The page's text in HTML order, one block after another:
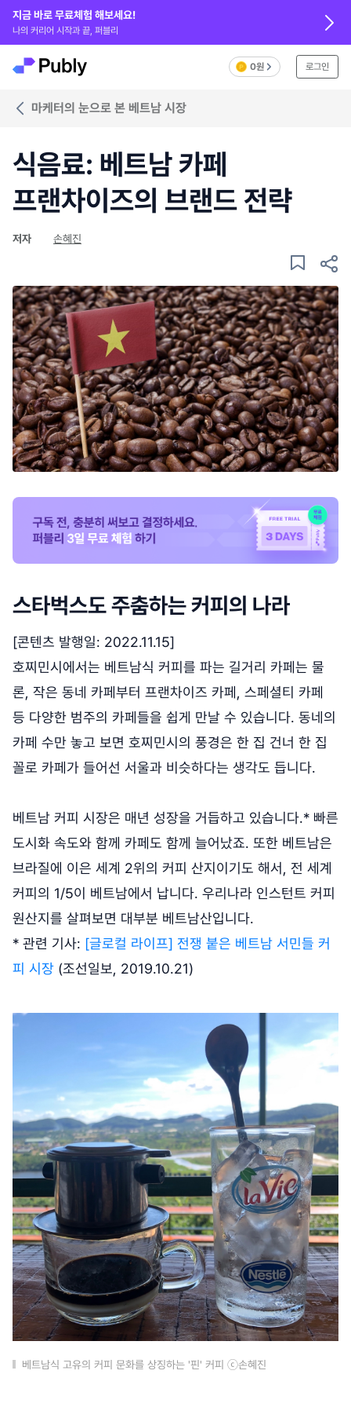
지금 바로 무료체험 해보세요!
나의 커리어 시작과 끝, 퍼블리
0원 로그인
마케터의 눈으로 본 베트남 시장
식음료: 베트남 카페
프랜차이즈의 브랜드 전략
저자 손혜진
스타벅스도 주춤하는 커피의 나라
[콘텐츠 발행일: 2022.11.15]
호찌민시에서는 베트남식 커피를 파는 길거리 카페는 물
론, 작은 동네 카페부터 프랜차이즈 카페, 스페셜티 카페
등 다양한 범주의 카페들을 쉽게 만날 수 있습니다. 동네의
카페 수만 놓고 보면 호찌민시의 풍경은 한 집 건너 한 집
꼴로 카페가 들어선 서울과 비슷하다는 생각도 듭니다.
베트남 커피 시장은 매년 성장을 거듭하고 있습니다.* 빠른
도시화 속도와 함께 카페도 함께 늘어났죠. 또한 베트남은
브라질에 이은 세계 2위의 커피 산지이기도 해서, 전 세계
커피의 1/5이 베트남에서 납니다. 우리나라 인스턴트 커피
원산지를 살펴보면 대부분 베트남산입니다.
* 관련 기사: [글로컬 라이프] 전쟁 붙은 베트남 서민들 커
피 시장 (조선일보, 2019.10.21)
베트남식 고유의 커피 문화를 상징하는 '핀' 커피 ⓒ손혜진